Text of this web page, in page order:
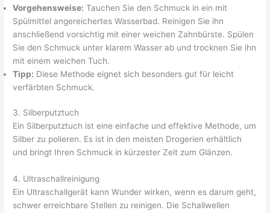
Vorgehensweise: Tauchen Sie den Schmuck in ein mit
Spülmittel angereichertes Wasserbad. Reinigen Sie ihn
anschließend vorsichtig mit einer weichen Zahnbürste. Spülen
Sie den Schmuck unter klarem Wasser ab und trocknen Sie ihn
mit einem weichen Tuch.
Tipp: Diese Methode eignet sich besonders gut für leicht
verfärbten Schmuck.
3. Silberputztuch
Ein Silberputztuch ist eine einfache und effektive Methode, um
Silber zu polieren. Es ist in den meisten Drogerien erhältlich
und bringt Ihren Schmuck in kürzester Zeit zum Glänzen.
4. Ultraschallreinigung
Ein Ultraschallgerät kann Wunder wirken, wenn es darum geht,
schwer erreichbare Stellen zu reinigen. Die Schallwellen